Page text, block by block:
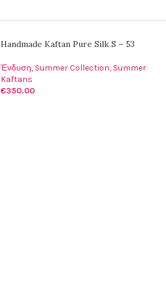
Handmade Kaftan Pure Silk S – 53
Ένδυση, Summer Collection, Summer
Kaftans
€350.00